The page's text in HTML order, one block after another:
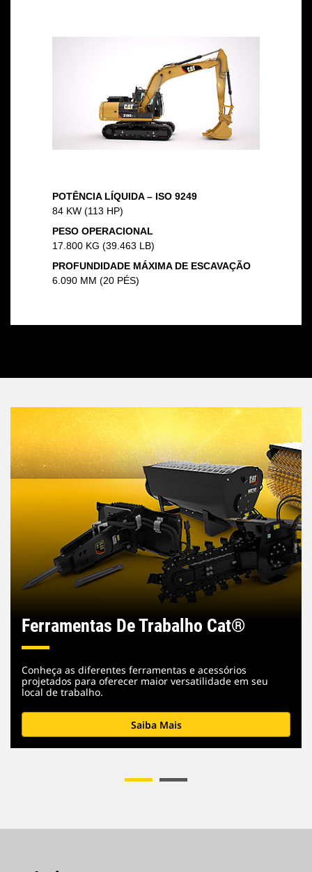
POTÊNCIA LÍQUIDA – ISO 9249
84 KW (113 HP)
PESO OPERACIONAL
17.800 KG (39.463 LB)
PROFUNDIDADE MÁXIMA DE ESCAVAÇÃO
6.090 MM (20 PÉS)
Ferramentas De Trabalho Cat®
Conheça as diferentes ferramentas e acessórios
projetados para oferecer maior versatilidade em seu
local de trabalho.
Saiba Mais